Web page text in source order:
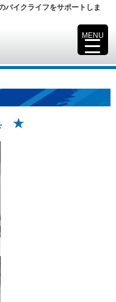
バイクライフをサポートしま
★
MENU